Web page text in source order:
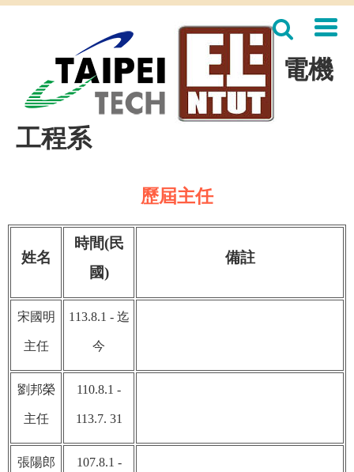
電機
工程系
歷屆主任
姓名
時間(民
國)
備註
宋國明
主任
113.8.1 - 迄
今
劉邦榮
主任
110.8.1 -
113.7. 31
張陽郎 107.8.1 -